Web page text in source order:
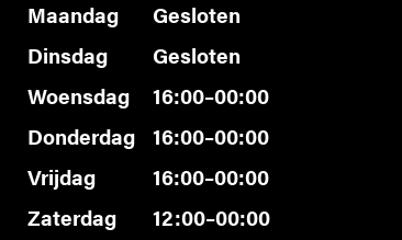
Maandag
Gesloten
Dinsdag
Gesloten
Woensdag
16:00–00:00
Donderdag
16:00–00:00
Vrijdag
16:00–00:00
Zaterdag
12:00–00:00